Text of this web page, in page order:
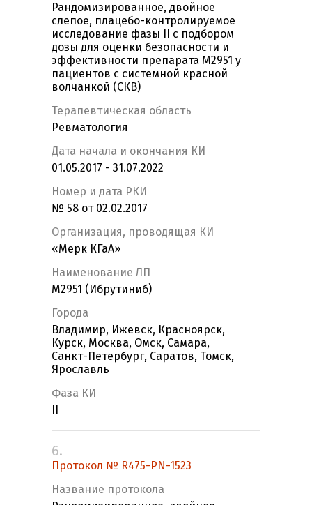
Рандомизированное, двойное
слепое, плацебо-контролируемое
исследование фазы II с подбором
дозы для оценки безопасности и
эффективности препарата M2951 у
пациентов с системной красной
волчанкой (СКВ)
Терапевтическая область
Ревматология
Дата начала и окончания КИ
01.05.2017 - 31.07.2022
Номер и дата РКИ
№ 58 от 02.02.2017
Организация, проводящая КИ
«Мерк КГаА»
Наименование ЛП
M2951 (Ибрутиниб)
Города
Владимир, Ижевск, Красноярск,
Курск, Москва, Омск, Самара,
Санкт-Петербург, Саратов, Томск,
Ярославль
Фаза КИ
6.
Протокол № R475-PN-1523
Название протокола